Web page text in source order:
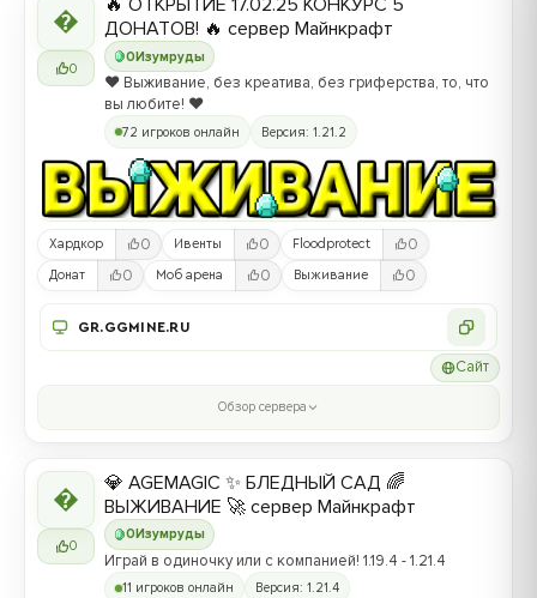

0
0Изумруды
🔥 ОТКРЫТИЕ 17.02.25 КОНКУРС 5
ДОНАТОВ! 🔥 сервер Майнкрафт
❤️ Выживание, без креатива, без гриферства, то, что
вы любите! ❤️
72 игроков онлайн Версия: 1.21.2
Хардкор 0 Ивенты 0 Floodprotect 0
Донат 0 Моб арена 0 Выживание 0
GR.GGMINE.RU
Сайт
Обзор сервера

0
0 Изумруды
💎 AGEMAGIC ✨ БЛЕДНЫЙ САД 🌈
ВЫЖИВАНИЕ 🚀 сервер Майнкрафт
Играй в одиночку или с компанией! 1.19.4 - 1.21.4
11 игроков онлайн Версия: 1.21.4